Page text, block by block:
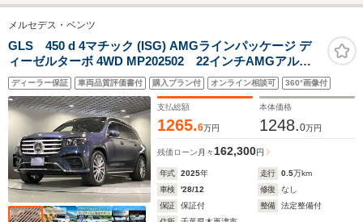
コントロール LEDヘ
ッドライト 衝突被害
軽減ブレーキ スペア
キー 横滑り防止装
置 フロントガラス熱
線スイッチ
ージョン
システム/ドラ
360°/
続/EBD付
防止装置
メルセデス・ベンツ
GLS 450 d 4マチック (ISG) AMGラインパッケージ デ
ィーゼルターボ 4WD MP202502 22インチAMGアルミ
ホイール パノラミックスライディングルーフ
Burmesterサラウンドサウンドシステム ソーダライト
ブルー
ディーラー保証 車両品質評価書付 購入プラン付 オンライン相談可 360°画像付
支払総額
1265.6万円
本体価格
1248.0万円
残価ローン 月々 162,300円
年式 2025年 走行 0.5万km
車検
'28/12 修復
なし
保証
保証付 整備
法定整備付